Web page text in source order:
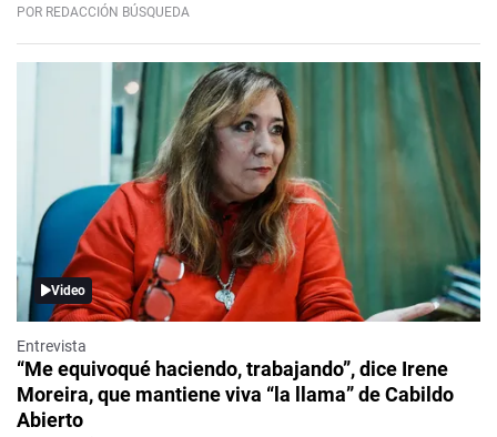
POR REDACCIÓN BÚSQUEDA
Video
Entrevista
“Me equivoqué haciendo, trabajando”, dice Irene
Moreira, que mantiene viva “la llama” de Cabildo
Abierto